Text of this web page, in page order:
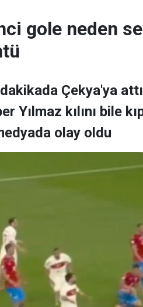
gole neden
Çekya'ya
Yılmaz kılını bile
olay oldu